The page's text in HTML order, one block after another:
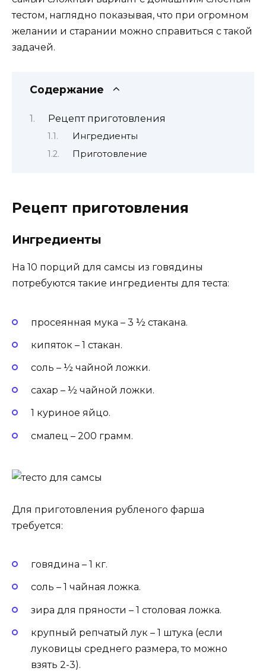
тестом, наглядно показывая, что при огромном
желании и старании можно справиться с такой
задачей.
Содержание
Рецепт приготовления
Ингредиенты
Приготовление
Рецепт приготовления
Ингредиенты
На 10 порций для самсы из говядины
потребуются такие ингредиенты для теста:
просеянная мука – 3 ½ стакана.
кипяток – 1 стакан.
соль – ½ чайной ложки.
сахар – ½ чайной ложки.
1 куриное яйцо.
смалец – 200 грамм.
Для приготовления рубленого фарша
требуется:
говядина – 1 кг.
соль – 1 чайная ложка.
зира для пряности – 1 столовая ложка.
крупный репчатый лук – 1 штука (если
луковицы среднего размера, то можно
взять 2-3).